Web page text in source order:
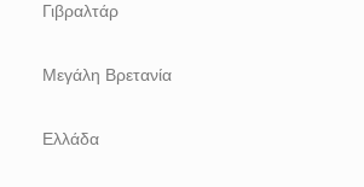
Γιβραλτάρ
Μεγάλη Βρετανία
Ελλάδα